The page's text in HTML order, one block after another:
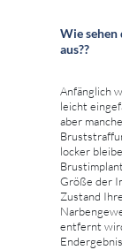
Wie sehen
aus??
Anfänglich
leicht
aber
locker
Größe der
Zustand
entfernt